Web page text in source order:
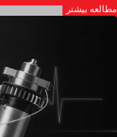
مطالعه بیشتر